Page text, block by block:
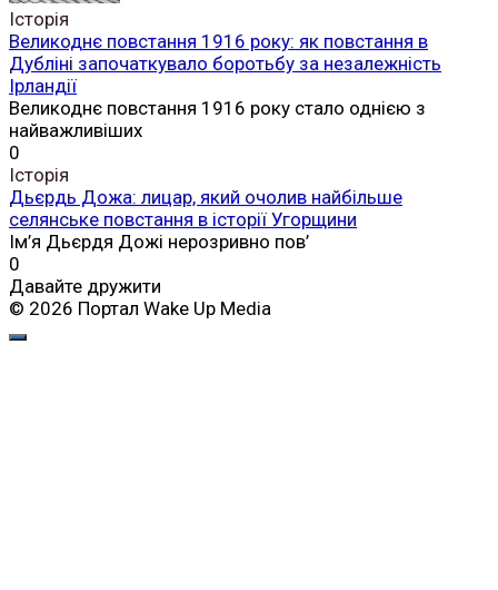
Історія
Великоднє повстання 1916 року: як повстання в
Дубліні започаткувало боротьбу за незалежність
Ірландії
Великоднє повстання 1916 року стало однією з
найважливіших
0
Історія
Дьєрдь Дожа: лицар, який очолив найбільше
селянське повстання в історії Угорщини
Ім’я Дьєрдя Дожі нерозривно пов’
0
Давайте дружити
© 2026 Портал Wake Up Media